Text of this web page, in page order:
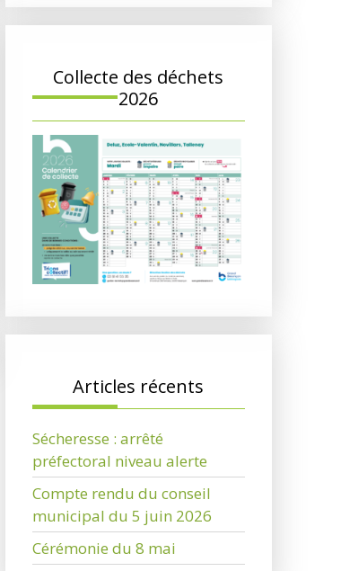
Collecte des déchets
2026
Articles récents
Sécheresse : arrêté
préfectoral niveau alerte
Compte rendu du conseil
municipal du 5 juin 2026
Cérémonie du 8 mai